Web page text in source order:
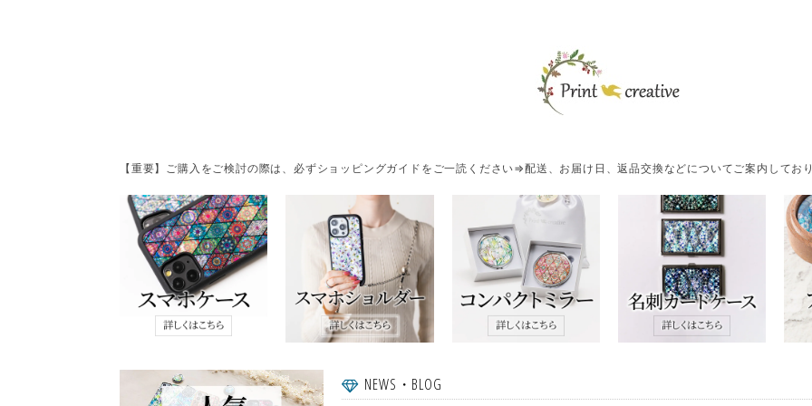
【重要】ご購入をご検討の際は、必ずショッピングガイドをご一読ください⇒配送、お届け日、返品交換などについてご案内してお
NEWS・BLOG